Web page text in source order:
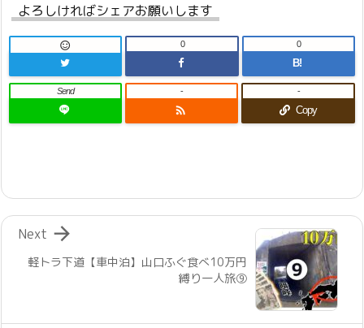
よろしければシェアお願いします
 0
B!
0
Send

-
Copy
-
軽トラ下道【車中泊】山口ふぐ食べ10万円
縛り一人旅⑨

Next